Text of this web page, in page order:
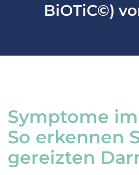
BiOTiC©)
Symptome
So erkennen
gereizten